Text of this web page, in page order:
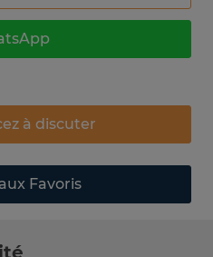
à discuter
Favoris